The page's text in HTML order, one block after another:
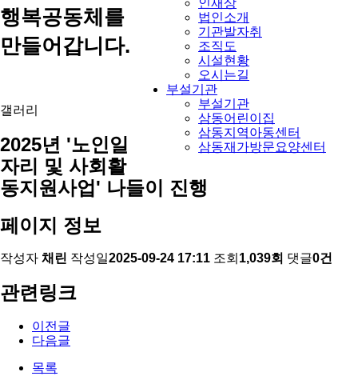
인재상
법인소개
기관발자취
조직도
시설현황
오시는길
부설기관
부설기관
삼동어린이집
삼동지역아동센터
삼동재가방문요양센터
행복공동체를
만들어갑니다.
갤러리
2025년 '노인일
자리 및 사회활
동지원사업' 나들이 진행
페이지 정보
작성자 채린 작성일2025-09-24 17:11 조회 1,039회 댓글0건
관련링크
이전글
다음글
목록